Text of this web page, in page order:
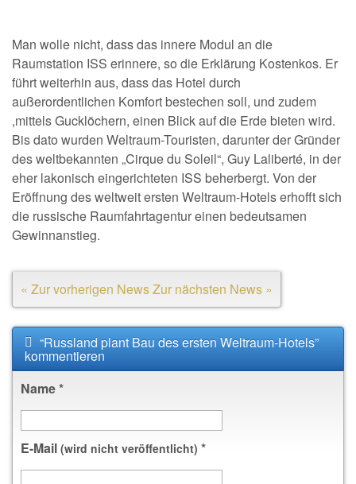
Man wolle nicht, dass das innere Modul an die
Raumstation ISS erinnere, so die Erklärung Kostenkos. Er
führt weiterhin aus, dass das Hotel durch
außerordentlichen Komfort bestechen soll, und zudem
,mittels Gucklöchern, einen Blick auf die Erde bieten wird.
Bis dato wurden Weltraum-Touristen, darunter der Gründer
des weltbekannten „Cirque du Soleil“, Guy Laliberté, in der
eher lakonisch eingerichteten ISS beherbergt. Von der
Eröffnung des weltweit ersten Weltraum-Hotels erhofft sich
die russische Raumfahrtagentur einen bedeutsamen
Gewinnanstieg.
« Zur vorherigen NewsZur nächsten News »
“Russland plant Bau des ersten Weltraum-Hotels”
kommentieren
Name*
E-Mail (wird nicht veröffentlicht) *